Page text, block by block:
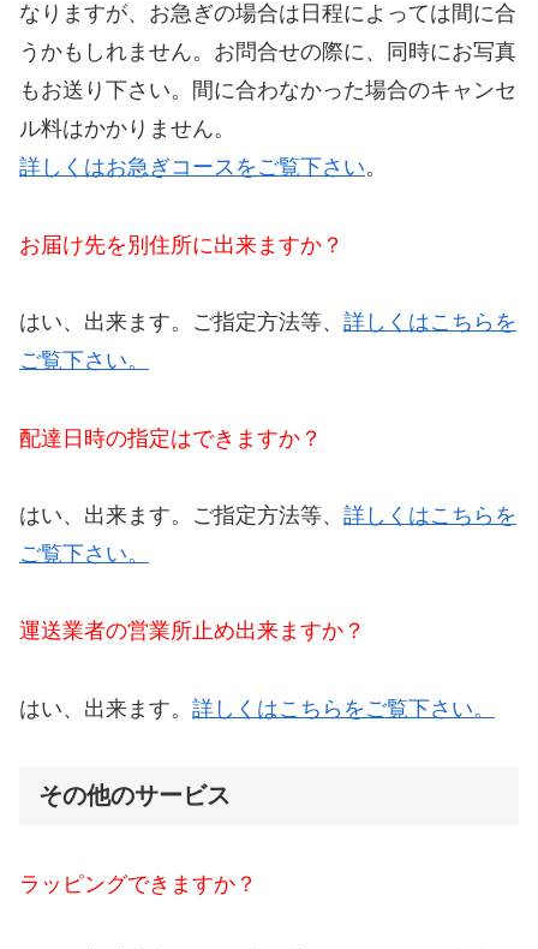
なりますが、お急ぎの場合は日程によっては間に合
うかもしれません。お問合せの際に、同時にお写真
もお送り下さい。間に合わなかった場合のキャンセ
ル料はかかりません。
詳しくはお急ぎコースをご覧下さい。
お届け先を別住所に出来ますか？
はい、出来ます。ご指定方法等、 詳しくはこちらを
ご覧下さい。
配達日時の指定はできますか？
はい、出来ます。ご指定方法等、 詳しくはこちらを
ご覧下さい。
運送業者の営業所止め出来ますか？
はい、出来ます。 詳しくはこちらをご覧下さい。
その他のサービス
ラッピングできますか？